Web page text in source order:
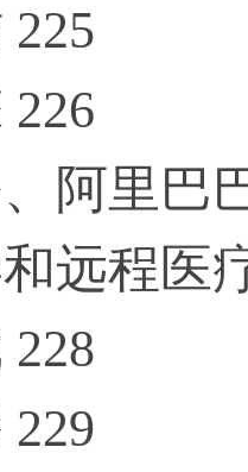
阿里巴
远程医